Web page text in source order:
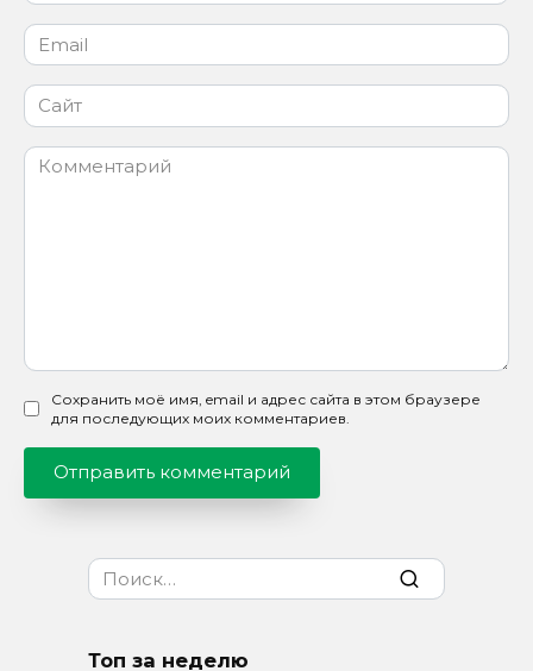
Email
*
Сайт
Комментарий
Сохранить моё имя, email и адрес сайта в этом браузере
для последующих моих комментариев.
Search
for:
Топ за неделю